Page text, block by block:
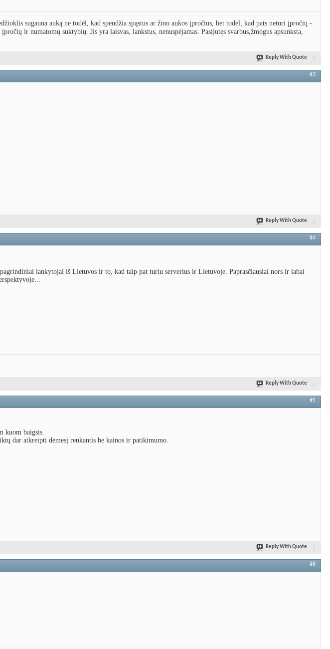
sugauna auką ne todėl, kad spendžia spąstus ar žino aukos įpročius, bet todėl, kad pats neturi įpročių -
ir numatomų suktybių. Jis yra laisvas, lankstus, nenuspėjamas. Pasijutęs svarbus,žmogus apsunksta,
Reply With Quote
#3
Reply With Quote
#4
lankytojai iš Lietuvos ir to, kad taip pat turiu serverius ir Lietuvoje. Paprasčiausiai nors ir labai
Reply With Quote
#5
kuom baigsis.
dar atkreipti dėmesį renkantis be kainos ir patikimumo.
Reply With Quote
#6